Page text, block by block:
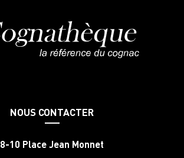
NOUS CONTACTER
8-10 Place Jean Monnet